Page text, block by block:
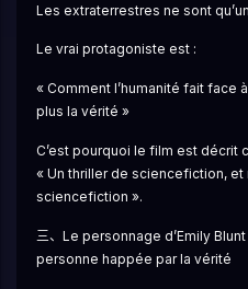
Les extraterrestres ne sont
Le vrai protagoniste est :
« Comment l’humanité fait face
plus la vérité »
C’est pourquoi le film est décrit
« Un thriller de sciencefiction, et
sciencefiction ».
三、Le personnage d’Emily
personne happée par la vérité